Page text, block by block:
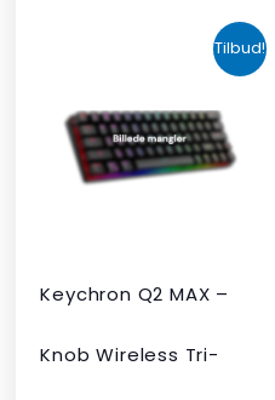
Tilbud!
Keychron Q2 MAX –
Knob Wireless Tri-
pris
var:
kr.
Den
aktuelle
pris
er:
kr.